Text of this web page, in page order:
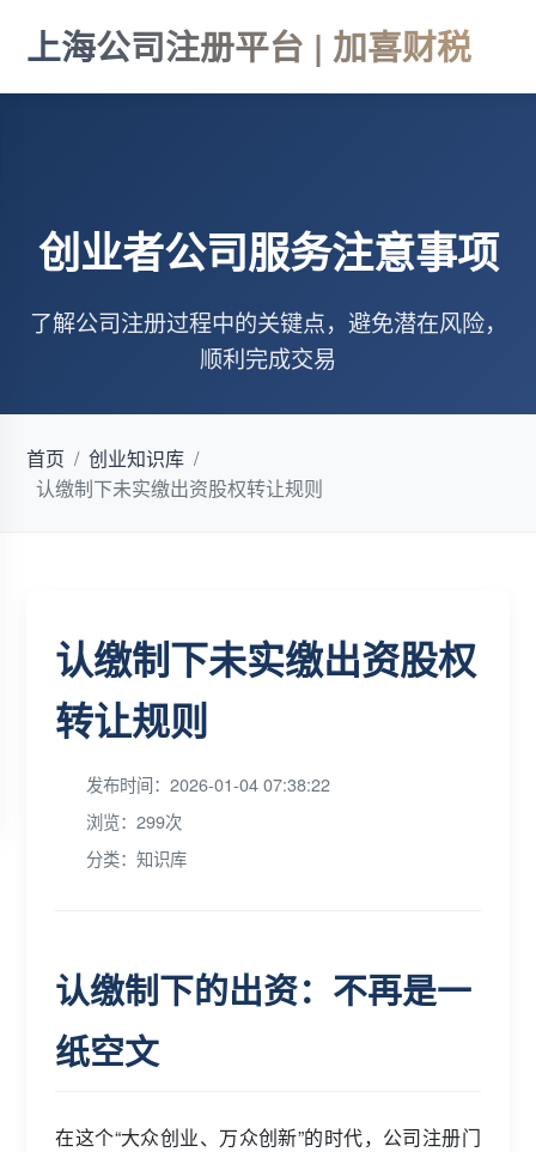
上海公司注册平台 | 加喜财税
创业者公司服务注意事项
了解公司注册过程中的关键点，避免潜在风险，
顺利完成交易
首页 / 创业知识库 /
认缴制下未实缴出资股权转让规则
认缴制下未实缴出资股权
转让规则
发布时间：2026-01-04 07:38:22
浏览：299次
分类：知识库
认缴制下的出资：不再是一
纸空文
在这个“大众创业、万众创新”的时代，公司注册门